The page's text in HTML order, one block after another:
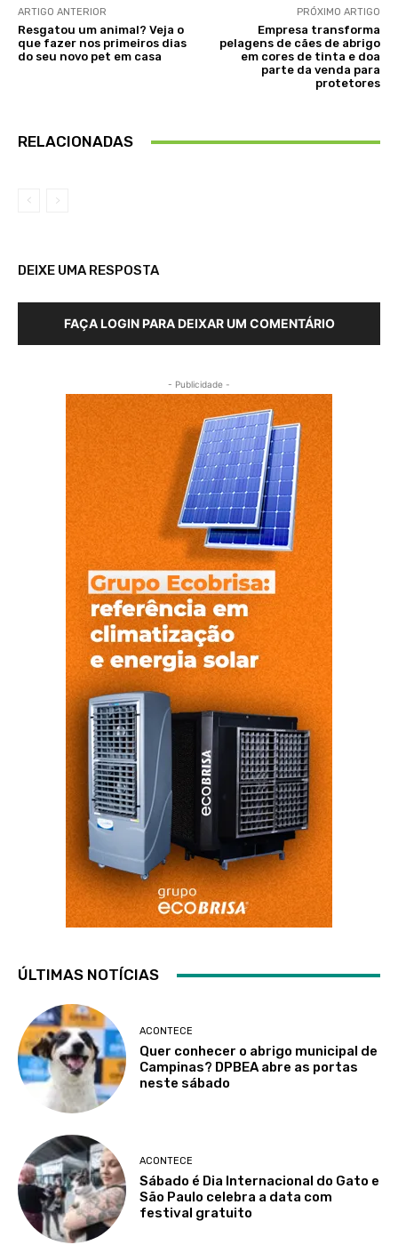
ARTIGO ANTERIOR
Resgatou um animal? Veja o
que fazer nos primeiros dias
do seu novo pet em casa
PRÓXIMO ARTIGO
Empresa transforma
pelagens de cães de abrigo
em cores de tinta e doa
parte da venda para
protetores
RELACIONADAS
DEIXE UMA RESPOSTA
FAÇA LOGIN PARA DEIXAR UM COMENTÁRIO
- Publicidade -
ÚLTIMAS NOTÍCIAS
ACONTECE
Quer conhecer o abrigo municipal de
Campinas? DPBEA abre as portas
neste sábado
ACONTECE
Sábado é Dia Internacional do Gato e
São Paulo celebra a data com
festival gratuito